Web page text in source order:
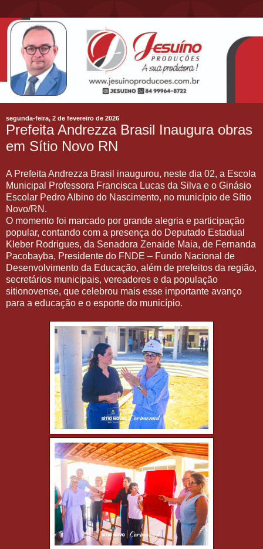
segunda-feira, 2 de fevereiro de 2026
Prefeita Andrezza Brasil Inaugura obras
em Sítio Novo RN
A Prefeita Andrezza Brasil inaugurou, neste dia 02, a Escola
Municipal Professora Francisca Lucas da Silva e o Ginásio
Escolar Pedro Albino do Nascimento, no município de Sítio
Novo/RN.
O momento foi marcado por grande alegria e participação
popular, contando com a presença do Deputado Estadual
Kleber Rodrigues, da Senadora Zenaide Maia, de Fernanda
Pacobayba, Presidente do FNDE – Fundo Nacional de
Desenvolvimento da Educação, além de prefeitos da região,
secretários municipais, vereadores e da população
sitionovense, que celebrou mais esse importante avanço
para a educação e o esporte do município.